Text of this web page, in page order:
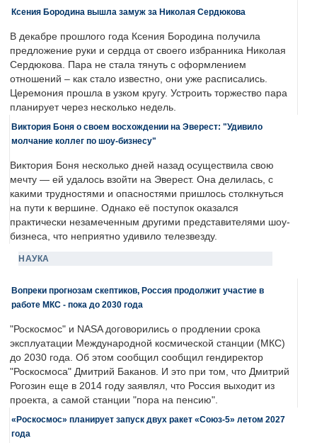
Ксения Бородина вышла замуж за Николая Сердюкова
В декабре прошлого года Ксения Бородина получила
предложение руки и сердца от своего избранника Николая
Сердюкова. Пара не стала тянуть с оформлением
отношений – как стало известно, они уже расписались.
Церемония прошла в узком кругу. Устроить торжество пара
планирует через несколько недель.
Виктория Боня о своем восхождении на Эверест: "Удивило
молчание коллег по шоу-бизнесу"
Виктория Боня несколько дней назад осуществила свою
мечту — ей удалось взойти на Эверест. Она делилась, с
какими трудностями и опасностями пришлось столкнуться
на пути к вершине. Однако её поступок оказался
практически незамеченным другими представителями шоу-
бизнеса, что неприятно удивило телезвезду.
НАУКА
Вопреки прогнозам скептиков, Россия продолжит участие в
работе МКС - пока до 2030 года
"Роскосмос" и NASA договорились о продлении срока
эксплуатации Международной космической станции (МКС)
до 2030 года. Об этом сообщил сообщил гендиректор
"Роскосмоса" Дмитрий Баканов. И это при том, что Дмитрий
Рогозин еще в 2014 году заявлял, что Россия выходит из
проекта, а самой станции "пора на пенсию".
«Роскосмос» планирует запуск двух ракет «Союз-5» летом 2027
года